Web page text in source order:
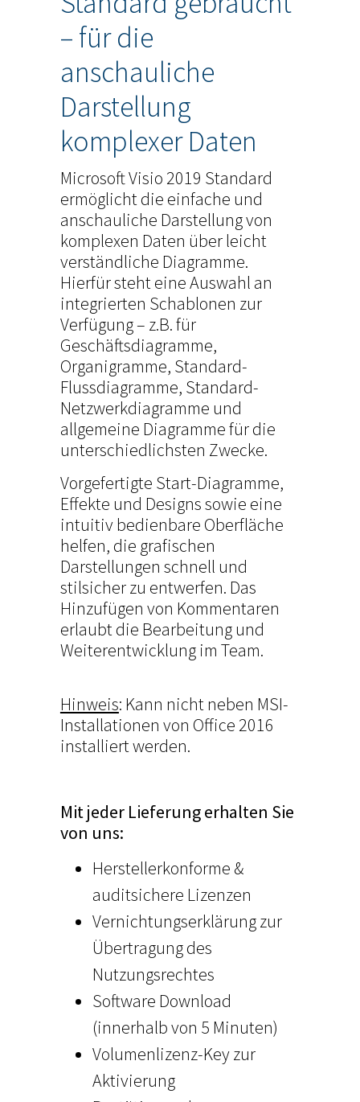
– für die
anschauliche
Darstellung
komplexer Daten
Microsoft Visio 2019 Standard
ermöglicht die einfache und
anschauliche Darstellung von
komplexen Daten über leicht
verständliche Diagramme.
Hierfür steht eine Auswahl an
integrierten Schablonen zur
Verfügung – z.B. für
Geschäftsdiagramme,
Organigramme, Standard-
Flussdiagramme, Standard-
Netzwerkdiagramme und
allgemeine Diagramme für die
unterschiedlichsten Zwecke.
Vorgefertigte Start-Diagramme,
Effekte und Designs sowie eine
intuitiv bedienbare Oberfläche
helfen, die grafischen
Darstellungen schnell und
stilsicher zu entwerfen. Das
Hinzufügen von Kommentaren
erlaubt die Bearbeitung und
Weiterentwicklung im Team.
Hinweis: Kann nicht neben MSI-
Installationen von Office 2016
installiert werden.
Mit jeder Lieferung erhalten Sie
von uns:
Herstellerkonforme &
auditsichere Lizenzen
Vernichtungserklärung zur
Übertragung des
Nutzungsrechtes
Software Download
(innerhalb von 5 Minuten)
Volumenlizenz-Key zur
Aktivierung